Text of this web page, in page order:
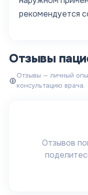
рекомендуется
Отзывы
Отзывы — личный
консультацию врача.
Отзывов